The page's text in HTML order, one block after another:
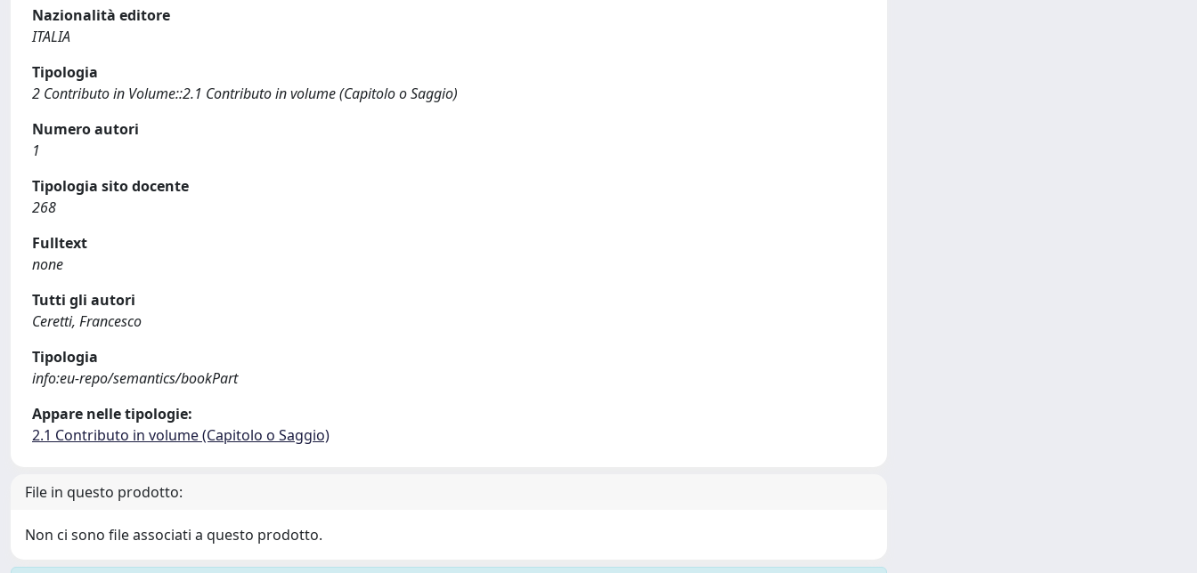
Nazionalità editore
ITALIA
Tipologia
2 Contributo in Volume::2.1 Contributo in volume (Capitolo o Saggio)
Numero autori
1
Tipologia sito docente
268
Fulltext
none
Tutti gli autori
Ceretti, Francesco
Tipologia
info:eu-repo/semantics/bookPart
Appare nelle tipologie:
2.1 Contributo in volume (Capitolo o Saggio)
File in questo prodotto:
Non ci sono file associati a questo prodotto.